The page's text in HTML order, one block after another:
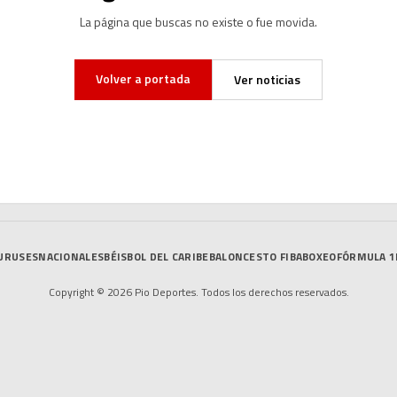
La página que buscas no existe o fue movida.
Volver a portada Ver noticias
NACIONALESBÉISBOL DEL CARIBEBALONCESTO FIBABOXEOFÓRMULA 1
Copyright © 2026 Pio Deportes. Todos los derechos reservados.